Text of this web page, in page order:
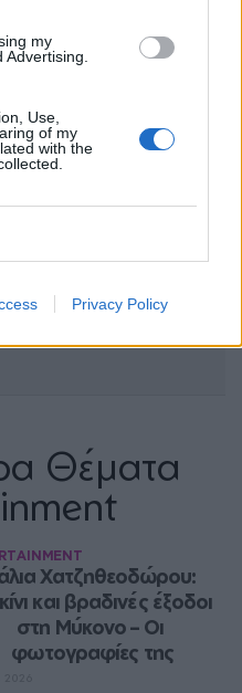
my
Use,
of my
with the
Privacy Policy
Θέματα
Χατζηθεοδώρου:
και βραδινές έξοδοι
στη Μύκονο – Οι
φωτογραφίες της